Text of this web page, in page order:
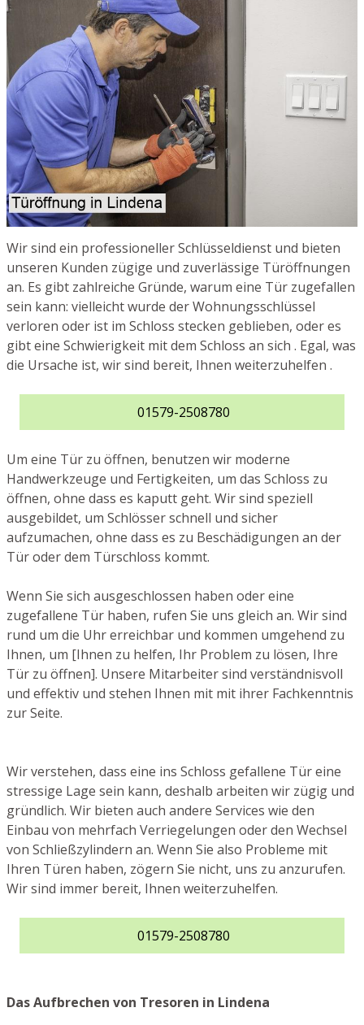
Wir sind ein professioneller Schlüsseldienst und bieten
unseren Kunden zügige und zuverlässige Türöffnungen
an. Es gibt zahlreiche Gründe, warum eine Tür zugefallen
sein kann: vielleicht wurde der Wohnungsschlüssel
verloren oder ist im Schloss stecken geblieben, oder es
gibt eine Schwierigkeit mit dem Schloss an sich . Egal, was
die Ursache ist, wir sind bereit, Ihnen weiterzuhelfen .
01579-2508780
Um eine Tür zu öffnen, benutzen wir moderne
Handwerkzeuge und Fertigkeiten, um das Schloss zu
öffnen, ohne dass es kaputt geht. Wir sind speziell
ausgebildet, um Schlösser schnell und sicher
aufzumachen, ohne dass es zu Beschädigungen an der
Tür oder dem Türschloss kommt.
Wenn Sie sich ausgeschlossen haben oder eine
zugefallene Tür haben, rufen Sie uns gleich an. Wir sind
rund um die Uhr erreichbar und kommen umgehend zu
Ihnen, um [Ihnen zu helfen, Ihr Problem zu lösen, Ihre
Tür zu öffnen]. Unsere Mitarbeiter sind verständnisvoll
und effektiv und stehen Ihnen mit mit ihrer Fachkenntnis
zur Seite.
Wir verstehen, dass eine ins Schloss gefallene Tür eine
stressige Lage sein kann, deshalb arbeiten wir zügig und
gründlich. Wir bieten auch andere Services wie den
Einbau von mehrfach Verriegelungen oder den Wechsel
von Schließzylindern an. Wenn Sie also Probleme mit
Ihren Türen haben, zögern Sie nicht, uns zu anzurufen.
Wir sind immer bereit, Ihnen weiterzuhelfen.
01579-2508780
Das Aufbrechen von Tresoren in Lindena